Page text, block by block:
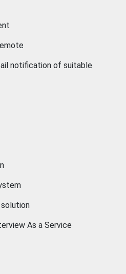
notification of suitable
As a Service